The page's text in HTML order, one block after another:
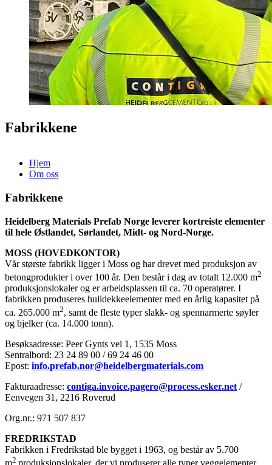
Fabrikkene
Hjem
Om oss
Fabrikkene
Heidelberg Materials Prefab Norge leverer kortreiste elementer
til hele Østlandet, Sørlandet, Midt- og Nord-Norge.
MOSS (HOVEDKONTOR)
Vår største fabrikk ligger i Moss og har drevet med produksjon av
betongprodukter i over 100 år. Den består i dag av totalt 12.000 m2
produksjonslokaler og er arbeidsplassen til ca. 70 operatører. I
fabrikken produseres hulldekkeelementer med en årlig kapasitet på
ca. 265.000 m2, samt de fleste typer slakk- og spennarmerte søyler
og bjelker (ca. 14.000 tonn).
Besøksadresse: Peer Gynts vei 1, 1535 Moss
Sentralbord: 23 24 89 00 / 69 24 46 00
Epost: info.prefab.nor@heidelbergmaterials.com
Fakturaadresse: contiga.invoice.pagero@process.esker.net /
Eenvegen 31, 2216 Roverud
Org.nr.: 971 507 837
FREDRIKSTAD
Fabrikken i Fredrikstad ble bygget i 1963, og består av 5.700
2